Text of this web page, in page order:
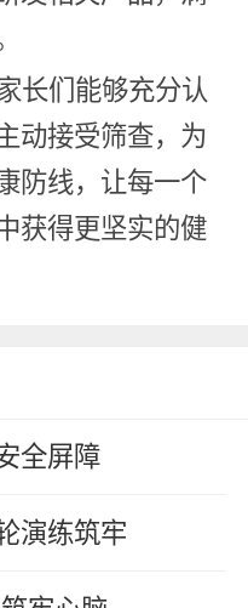
长们能够充分认
动接受筛查，为
防线，让每一个
获得更坚实的健
全屏障
演练筑牢